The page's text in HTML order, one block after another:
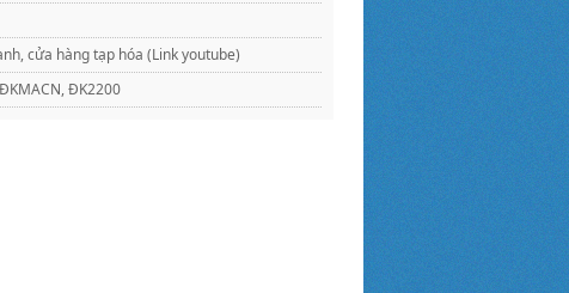
cửa hàng tạp hóa (Link youtube)
ĐK2200